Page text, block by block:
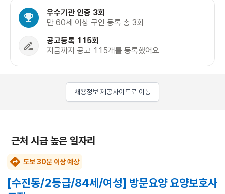
우수기관 인증 3회
만 60세 이상 구인 등록 총 3회
공고등록 115회
지금까지 공고 115개를 등록했어요
채용정보 제공사이트로 이동
근처 시급 높은 일자리
도보 30분 이상 예상
[수진동/2등급/84세/여성] 방문요양 요양보호사